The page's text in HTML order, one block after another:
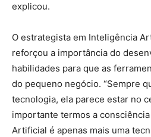
explicou.
O estrategista em Inteligência
reforçou a importância do
habilidades para que as
do pequeno negócio. “Sempre
tecnologia, ela parece estar no
importante termos a
Artificial é apenas mais uma